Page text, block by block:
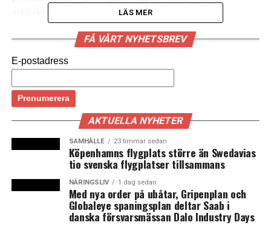
arkitekter. (News Øresund)
LÄS OCKSÅ:
Nu skrivs BNP-prognoserna för Danmark och Sverige upp
Positiv utveckling för knappt hälften av Danmarks 197
nationella indikatorer för FN:s globala mål
LÄS MER
FÅ VÅRT NYHETSBREV
E-postadress
AKTUELLA NYHETER
SAMHÄLLE 23 timmar sedan
Köpenhamns flygplats större än Swedavias
tio svenska flygplatser tillsammans
NÄRINGSLIV 1 dag sedan
Med nya order på ubåtar, Gripenplan och
Globaleye spaningsplan deltar Saab i
danska försvarsmässan Dalo Industry Days